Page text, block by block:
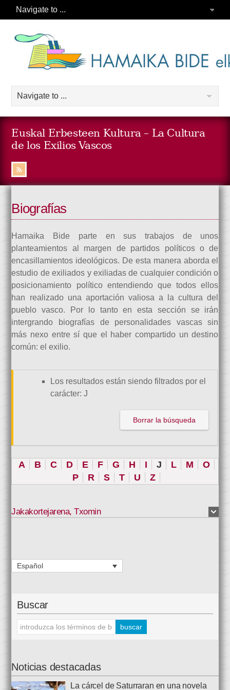
Euskal Erbesteen Kultura – La Cultura
de los Exilios Vascos
Biografías
Hamaika Bide parte en sus trabajos de unos
planteamientos al margen de partidos políticos o de
encasillamientos ideológicos. De esta manera aborda el
estudio de exiliados y exiliadas de cualquier condición o
posicionamiento político entendiendo que todos ellos
han realizado una aportación valiosa a la cultura del
pueblo vasco. Por lo tanto en esta sección se irán
intergrando biografías de personalidades vascas sin
más nexo entre sí que el haber compartido un destino
común: el exilio.
Los resultados están siendo filtrados por el
carácter: J
Borrar la búsqueda
A B C D E F G H I J L M
O
P
R S T U Z
Jakakortejarena,Txomin
Español
Buscar
Noticias destacadas
La cárcel de Saturraran en una novela